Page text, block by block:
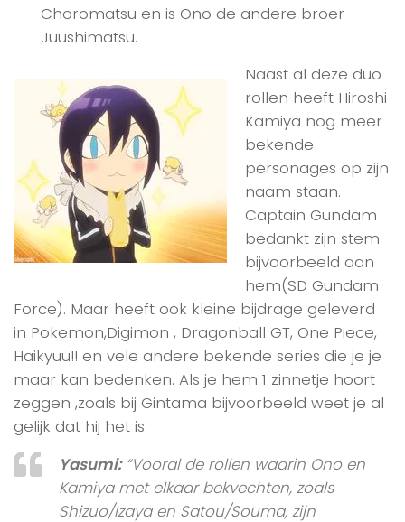
Choromatsu en is Ono de andere broer
Juushimatsu.
Naast al deze duo
rollen heeft Hiroshi
Kamiya nog meer
bekende
personages op zijn
naam staan.
Captain Gundam
bedankt zijn stem
bijvoorbeeld aan
hem(SD Gundam
Force). Maar heeft ook kleine bijdrage geleverd
in Pokemon,Digimon , Dragonball GT, One Piece,
Haikyuu!! en vele andere bekende series die je je
maar kan bedenken. Als je hem 1 zinnetje hoort
zeggen ,zoals bij Gintama bijvoorbeeld weet je al
gelijk dat hij het is.
Yasumi:“Vooral de rollen waarin Ono en
Kamiya met elkaar bekvechten, zoals
Shizuo/Izaya en Satou/Souma, zijn